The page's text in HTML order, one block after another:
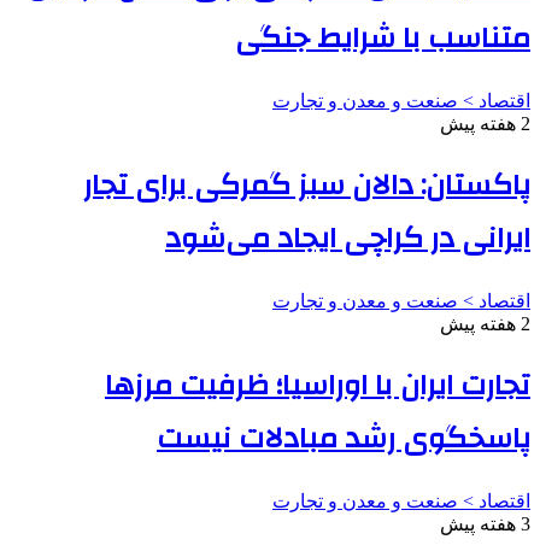
متناسب با شرایط جنگی
اقتصاد > صنعت و معدن و تجارت
2 هفته پیش
پاکستان: دالان سبز گمرکی برای تجار
ایرانی در کراچی ایجاد می‌شود
اقتصاد > صنعت و معدن و تجارت
2 هفته پیش
تجارت ایران با اوراسیا؛ ظرفیت مرزها
پاسخگوی رشد مبادلات نیست
اقتصاد > صنعت و معدن و تجارت
3 هفته پیش